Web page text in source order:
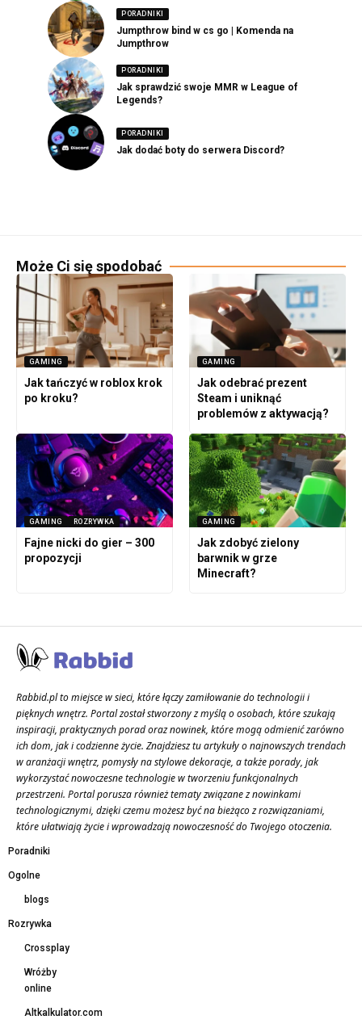
PORADNIKI
Jumpthrow bind w cs go | Komenda na
Jumpthrow
PORADNIKI
Jak sprawdzić swoje MMR w League of
Legends?
PORADNIKI
Jak dodać boty do serwera Discord?
Może Ci się spodobać
GAMING
Jak tańczyć w roblox krok
po kroku?
GAMING
Jak odebrać prezent
Steam i uniknąć
problemów z aktywacją?
GAMING ROZRYWKA
Fajne nicki do gier – 300
propozycji
GAMING
Jak zdobyć zielony
barwnik w grze
Minecraft?
Rabbid.pl to miejsce w sieci, które łączy zamiłowanie do technologii i
pięknych wnętrz. Portal został stworzony z myślą o osobach, które szukają
inspiracji, praktycznych porad oraz nowinek, które mogą odmienić zarówno
ich dom, jak i codzienne życie. Znajdziesz tu artykuły o najnowszych trendach
w aranżacji wnętrz, pomysły na stylowe dekoracje, a także porady, jak
wykorzystać nowoczesne technologie w tworzeniu funkcjonalnych
przestrzeni. Portal porusza również tematy związane z nowinkami
technologicznymi, dzięki czemu możesz być na bieżąco z rozwiązaniami,
które ułatwiają życie i wprowadzają nowoczesność do Twojego otoczenia.
Poradniki
Ogolne
blogs
Rozrywka
Crossplay
Wróżby
online
Altkalkulator.com